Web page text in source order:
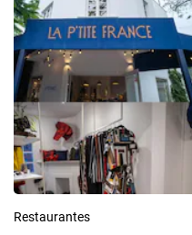
Restaurantes